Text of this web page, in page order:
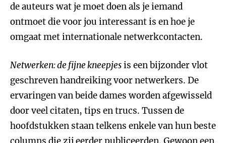
de auteurs wat je moet doen als je iemand
ontmoet die voor jou interessant is en hoe je
omgaat met internationale netwerkcontacten.
Netwerken: de fijne kneepjesis een bijzonder vlot
geschreven handreiking voor netwerkers. De
ervaringen van beide dames worden afgewisseld
door veel citaten, tips en trucs. Tussen de
hoofdstukken staan telkens enkele van hun beste